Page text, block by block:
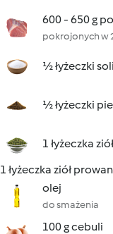
600 - 650 g
pokrojonych w
½ łyżeczki soli
½ łyżeczki
1 łyżeczka
1 łyżeczka ziół
olej
do smażenia
100 g cebuli